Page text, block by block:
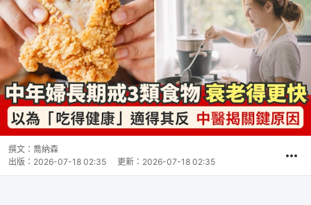
撰文： 喬納森
出版： 2026-07-18 02:35 更新： 2026-07-18 02:35